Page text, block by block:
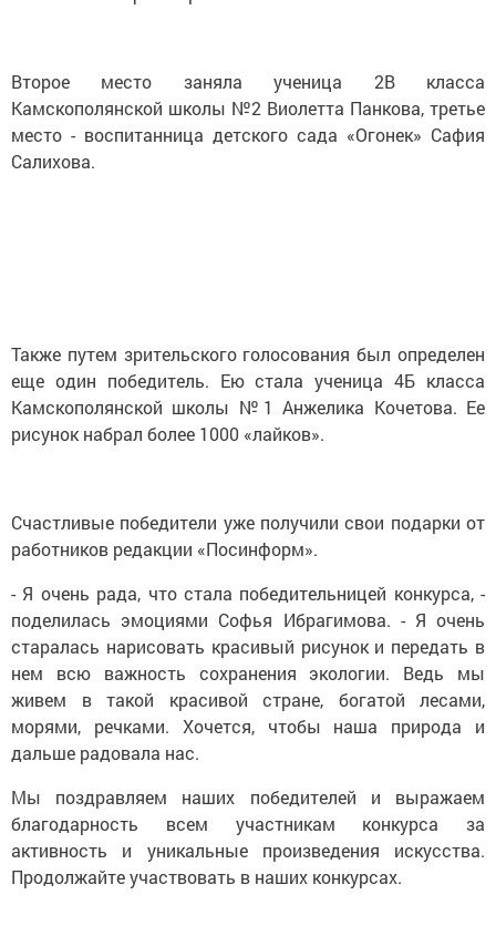
Второе место заняла ученица 2В класса
Камскополянской школы №2 Виолетта Панкова, третье
место - воспитанница детского сада «Огонек» Сафия
Салихова.
Также путем зрительского голосования был определен
еще один победитель. Ею стала ученица 4Б класса
Камскополянской школы №1 Анжелика Кочетова. Ее
рисунок набрал более 1000 «лайков».
Счастливые победители уже получили свои подарки от
работников редакции «Посинформ».
- Я очень рада, что стала победительницей конкурса, -
поделилась эмоциями Софья Ибрагимова. - Я очень
старалась нарисовать красивый рисунок и передать в
нем всю важность сохранения экологии. Ведь мы
живем в такой красивой стране, богатой лесами,
морями, речками. Хочется, чтобы наша природа и
дальше радовала нас.
Мы поздравляем наших победителей и выражаем
благодарность всем участникам конкурса за
активность и уникальные произведения искусства.
Продолжайте участвовать в наших конкурсах.